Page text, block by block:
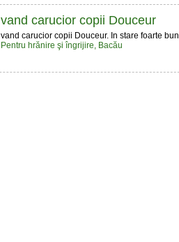
vand carucior copii Douceur
vand carucior copii Douceur. In stare foarte
Pentru hrănire şi îngrijire, Bacău